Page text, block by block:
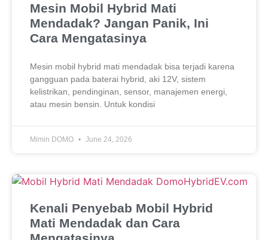
Mesin Mobil Hybrid Mati
Mendadak? Jangan Panik, Ini
Cara Mengatasinya
Mesin mobil hybrid mati mendadak bisa terjadi karena
gangguan pada baterai hybrid, aki 12V, sistem
kelistrikan, pendinginan, sensor, manajemen energi,
atau mesin bensin. Untuk kondisi
Mimin DOMO June 24, 2026
Kenali Penyebab Mobil Hybrid
Mati Mendadak dan Cara